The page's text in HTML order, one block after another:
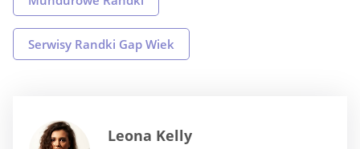
Serwisy Randki Gap Wiek
Leona Kelly